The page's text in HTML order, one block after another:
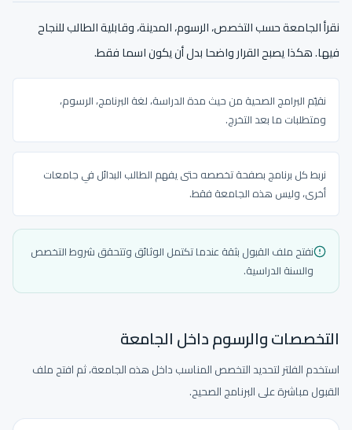
نقرأ الجامعة حسب التخصص، الرسوم، المدينة، وقابلية الطالب للنجاح
فيها. هكذا يصبح القرار واضحا بدل أن يكون اسما فقط.
نقيّم البرامج الصحية من حيث مدة الدراسة، لغة البرنامج، الرسوم،
ومتطلبات ما بعد التخرج.
نربط كل برنامج بصفحة تخصصه حتى يفهم الطالب البدائل في جامعات
أخرى، وليس هذه الجامعة فقط.
نفتح ملف القبول بثقة عندما تكتمل الوثائق وتتحقق شروط التخصص
والسنة الدراسية.
التخصصات والرسوم داخل الجامعة
استخدم الفلتر لتحديد التخصص المناسب داخل هذه الجامعة، ثم افتح ملف
القبول مباشرة على البرنامج الصحيح.